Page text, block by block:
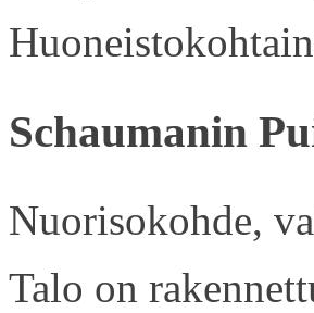
Schaumanin
Nuorisokohde,
Talo on